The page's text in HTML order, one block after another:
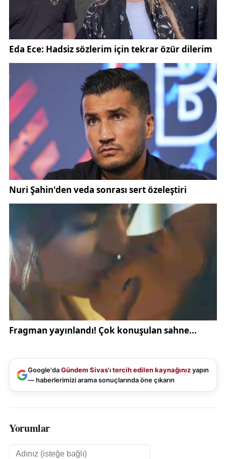
Google'daGündem Sivas'ıtercih edilen kaynağınızyapın
— haberlerimizi arama sonuçlarında öne çıkarın
Yorumlar